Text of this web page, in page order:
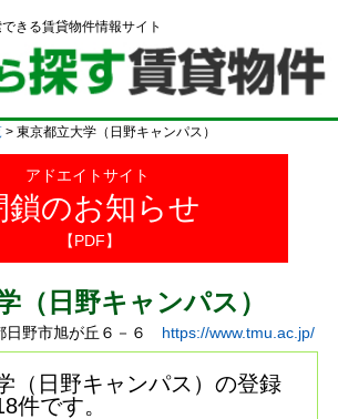
きる賃貸物件情報サイト
> 東京都立大学（日野キャンパス）
アドエイトサイト
鎖のお知らせ
【PDF】
（日野キャンパス）
野市旭が丘６－６ https://www.tmu.ac.jp/
（日野キャンパス）の登録
件です。